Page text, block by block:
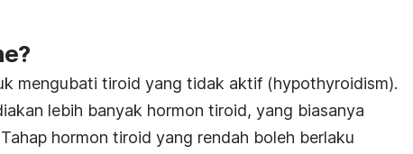
mengubati tiroid yang tidak aktif (hypothyroidism).
lebih banyak hormon tiroid, yang biasanya
hormon tiroid yang rendah boleh berlaku